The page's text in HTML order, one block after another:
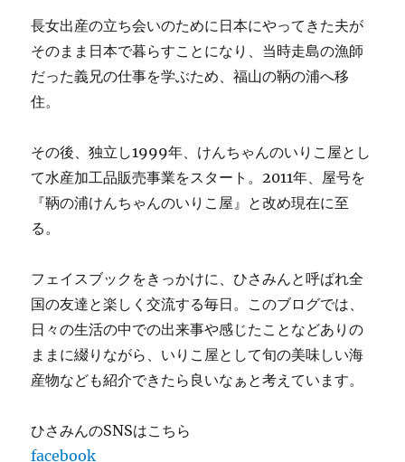
長女出産の立ち会いのために日本にやってきた夫が
そのまま日本で暮らすことになり、当時走島の漁師
だった義兄の仕事を学ぶため、福山の鞆の浦へ移
住。
その後、独立し1999年、けんちゃんのいりこ屋とし
て水産加工品販売事業をスタート。2011年、屋号を
『鞆の浦けんちゃんのいりこ屋』と改め現在に至
る。
フェイスブックをきっかけに、ひさみんと呼ばれ全
国の友達と楽しく交流する毎日。このブログでは、
日々の生活の中での出来事や感じたことなどありの
ままに綴りながら、いりこ屋として旬の美味しい海
産物なども紹介できたら良いなぁと考えています。
ひさみんのSNSはこちら
facebook